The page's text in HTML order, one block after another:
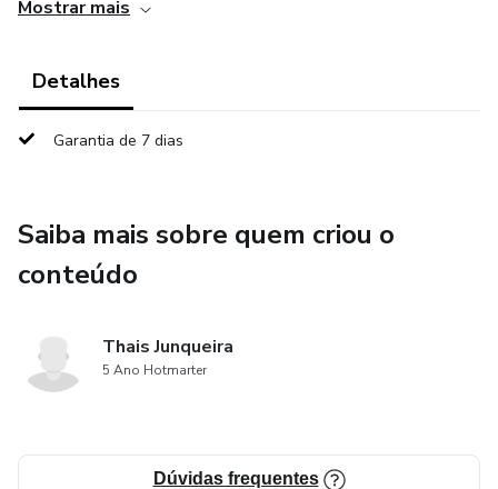
Mostrar mais
Detalhes
Garantia de 7 dias
Saiba mais sobre quem criou o
conteúdo
Thais Junqueira
5 Ano Hotmarter
Dúvidas frequentes